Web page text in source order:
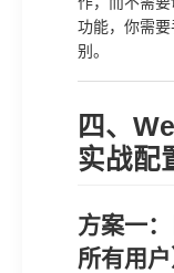
功能，你需
别。
四、
实战配
方案一
所有用户